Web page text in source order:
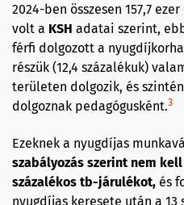
2024-ben összesen 157,7
volt a KSH adatai szerint,
férfi dolgozott a
részük (12,4 százalékuk)
területen dolgozik, és szintén
dolgoznak pedagógusként.3
Ezeknek a nyugdíjas
szabályozás szerint nem
százalékos tb-járulékot, és
nyugdíjas keresete után a 13